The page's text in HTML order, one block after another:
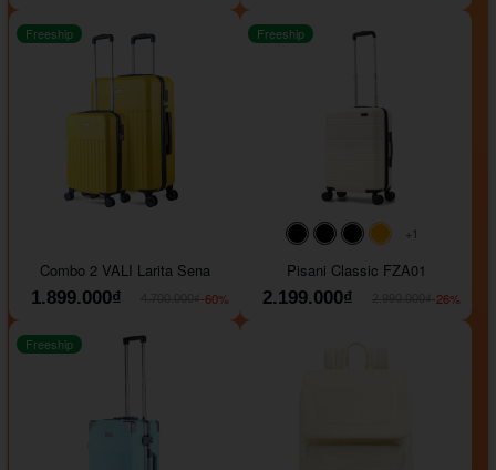
Freeship
Combo 2 VALI Larita Sena
1.899.000₫
-60%
#000000#000000
#000000
#ffa500
+1
Freeship
Pisani Classic FZA01
2.199.000₫
-26%
Freeship